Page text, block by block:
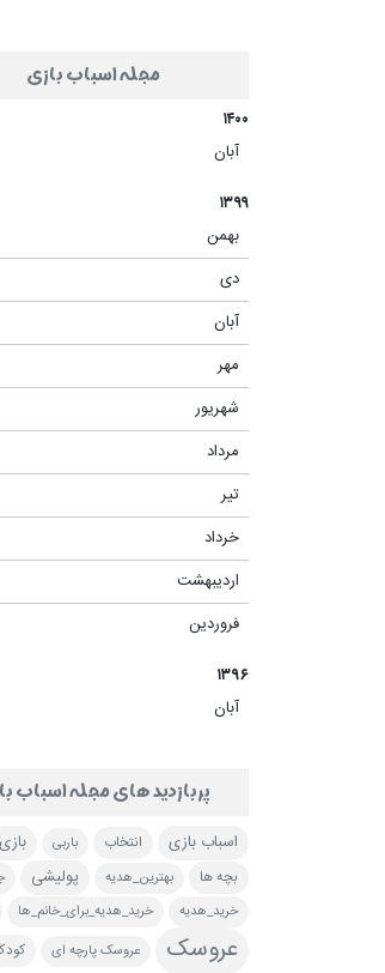
مجله اسباب بازی
۱۴۰۰
آبان
۱۳۹۹
بهمن
دی
آبان
مهر
شهریور
مرداد
تیر
خرداد
اردیبهشت
فروردین
۱۳۹۶
آبان
پربازدید های مجله اسباب
اسباب بازی انتخاب باربی بازی
بچه ها
بهترین_هدیه پولیشی
خرید_هدیه
خرید_هدیه_برای_خانم_ها
عروسک عروسک پارچه ای